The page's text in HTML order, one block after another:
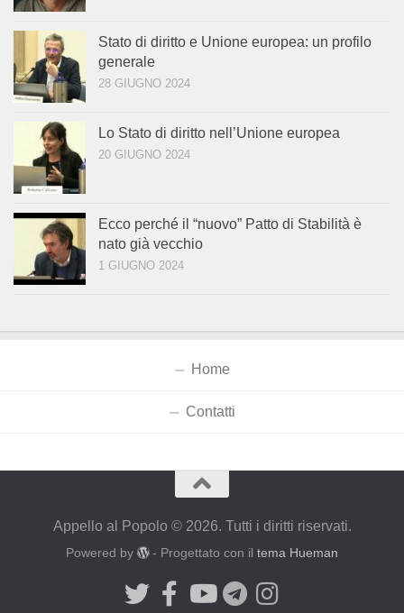
Stato di diritto e Unione europea: un profilo
generale
28 GIUGNO 2024
Lo Stato di diritto nell’Unione europea
20 GIUGNO 2024
Ecco perché il “nuovo” Patto di Stabilità è
nato già vecchio
1 GIUGNO 2024
Home
Contatti
Appello al Popolo © 2026. Tutti i diritti riservati.
Powered by - Progettato con iltema Hueman